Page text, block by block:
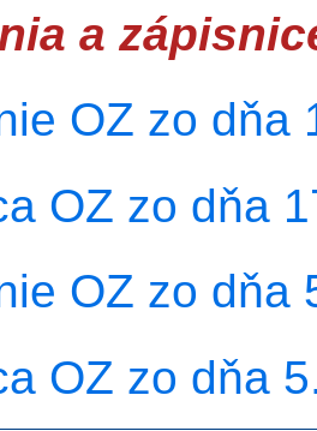
a
OZ zo dňa
OZ zo dňa
OZ zo dňa
OZ zo dňa